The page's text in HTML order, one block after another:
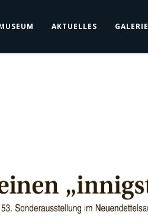
AKTUELLES GALERIE